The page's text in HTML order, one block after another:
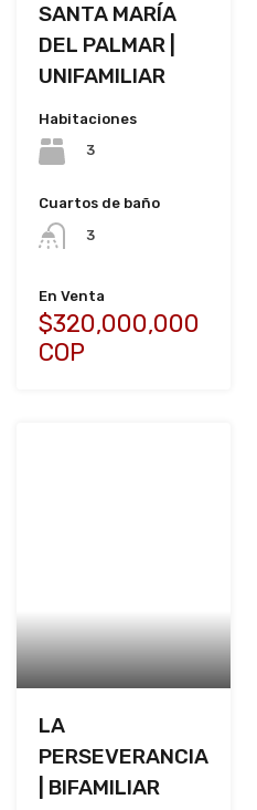
SANTA MARÍA
DEL PALMAR |
UNIFAMILIAR
Habitaciones
3
Cuartos de baño
3
En Venta
$320,000,000
COP
LA
PERSEVERANCIA
| BIFAMILIAR